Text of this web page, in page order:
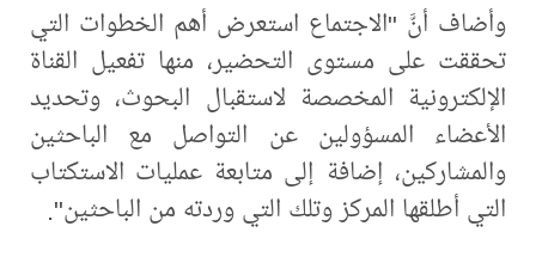
وأضاف أنَّ "الاجتماع استعرض أهم الخطوات التي
تحققت على مستوى التحضير، منها تفعيل القناة
الإلكترونية المخصصة لاستقبال البحوث، وتحديد
الأعضاء المسؤولين عن التواصل مع الباحثين
والمشاركين، إضافة إلى متابعة عمليات الاستكتاب
التي أطلقها المركز وتلك التي وردته من الباحثين".